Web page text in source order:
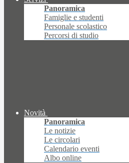
Panoramica
Famiglie e studenti
Personale scolastico
Percorsi di studio
Novità
Panoramica
Le notizie
Le circolari
Calendario eventi
Albo online